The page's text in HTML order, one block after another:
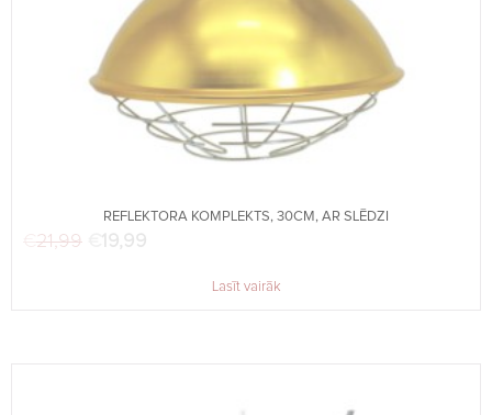
REFLEKTORA KOMPLEKTS, 30CM, AR SLĒDZI
21,99 Original price was: €21,99.
19,99
Lasīt vairāk